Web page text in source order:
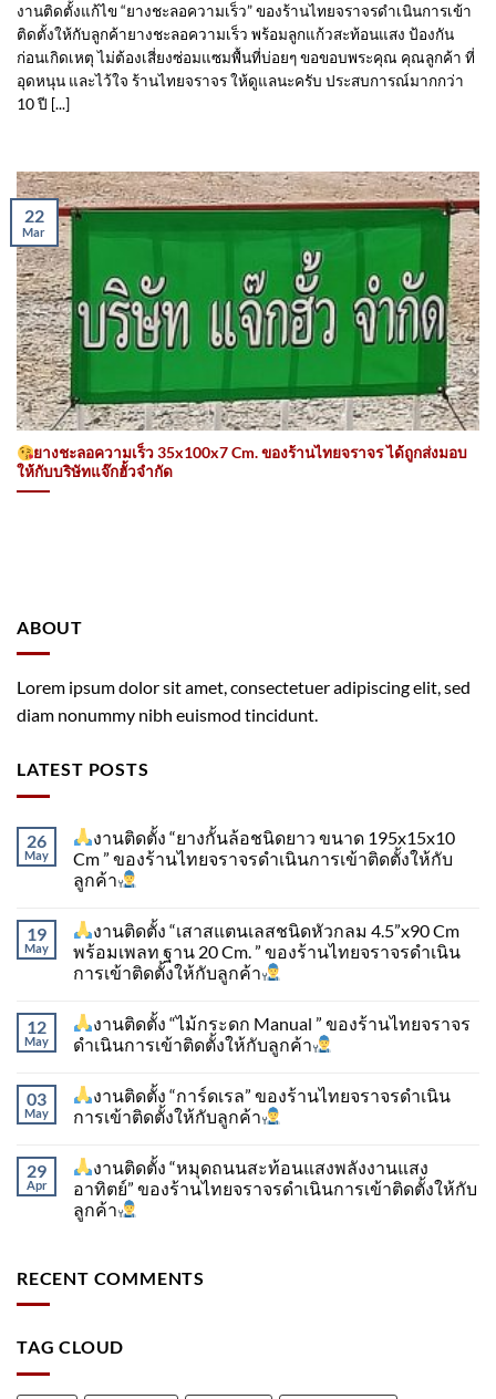
งานติดตั้งแก้ไข “ยางชะลอความเร็ว” ของร้านไทยจราจรดำเนินการเข้า
ติดตั้ง​ให้กับลูกค้ายางชะลอความเร็ว พร้อมลูกแก้วสะท้อนแสง ป้องกัน
ก่อนเกิดเหตุ ไม่ต้องเสี่ยงซ่อมแซมพื้นที่บ่อยๆ ขอขอบพระคุณ คุณลูกค้า ที่
อุดหนุน และไว้ใจ ร้านไทยจราจร ให้ดูแลนะครับ ประสบการณ์มากกว่า
10 ปี [...]
ยางชะลอความเร็ว 35x100x7 Cm. ของร้านไทยจราจร ได้ถูกส่งมอบ
ให้กับบริษัทแจ๊กฮั้วจำกัด
22
Mar
ABOUT
Lorem ipsum dolor sit amet, consectetuer adipiscing elit, sed
diam nonummy nibh euismod tincidunt.
LATEST POSTS
26
May
งานติดตั้ง “ยางกั้นล้อชนิดยาว ขนาด 195x15x10
Cm ” ของร้านไทยจราจรดำเนินการเข้าติดตั้ง​ให้กับ
ลูกค้า
19
May
งานติดตั้ง “เสาสแตนเลสชนิดหัวกลม 4.5”x90 Cm
พร้อมเพลท ฐาน 20 Cm. ” ของร้านไทยจราจรดำเนิน
การเข้าติดตั้ง​ให้กับลูกค้า
12
May
งานติดตั้ง “ไม้กระดก Manual ” ของร้านไทยจราจร
ดำเนินการเข้าติดตั้ง​ให้กับลูกค้า
03
May
งานติดตั้ง “การ์ดเรล” ของร้านไทยจราจรดำเนิน
การเข้าติดตั้ง​ให้กับลูกค้า
29
Apr
งานติดตั้ง “หมุดถนนสะท้อนแสงพลังงานแสง
อาทิตย์” ของร้านไทยจราจรดำเนินการเข้าติดตั้ง​ให้กับ
ลูกค้า
RECENT COMMENTS
TAG CLOUD